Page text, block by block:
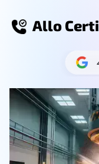
Allo Certi